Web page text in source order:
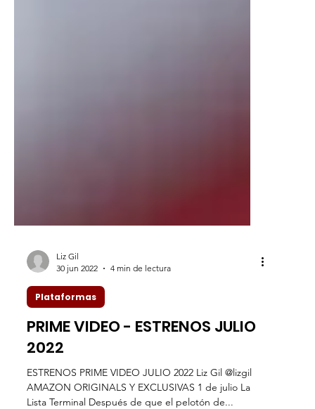
Liz Gil
30 jun 2022
Plataformas
PRIME VIDEO - ESTRENOS JULIO
2022
ESTRENOS PRIME VIDEO JULIO 2022 Liz Gil @lizgil